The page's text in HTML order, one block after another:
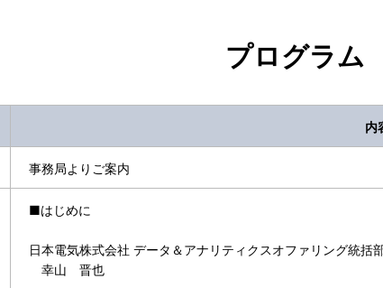
プログラム
内
事務局よりご案内
■はじめに
日本電気株式会社 データ＆アナリティクスオファリング統括
幸山 晋也